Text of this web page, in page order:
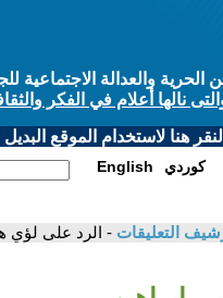
والعدالة الاجتماعية
نالها أعلام في الفكر
هنا لاستخدام الموقع البديل
English كوردي
التعليقات - الرد على لؤي